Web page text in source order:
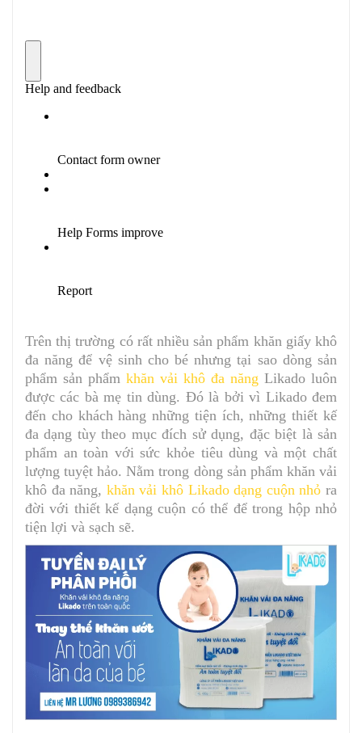
Trên thị trường có rất nhiều sản phẩm khăn giấy khô
đa năng để vệ sinh cho bé nhưng tại sao dòng sản
phẩm sản phẩm khăn vải khô đa năng Likado luôn
được các bà mẹ tin dùng. Đó là bởi vì Likado đem
đến cho khách hàng những tiện ích, những thiết kế
đa dạng tùy theo mục đích sử dụng, đặc biệt là sản
phẩm an toàn với sức khỏe tiêu dùng và một chất
lượng tuyệt hảo. Nằm trong dòng sản phẩm khăn vải
khô đa năng, khăn vải khô Likado dạng cuộn nhỏ ra
đời với thiết kế dạng cuộn có thể để trong hộp nhỏ
tiện lợi và sạch sẽ.